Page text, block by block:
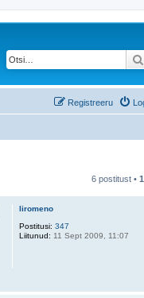
Registreeru
6 postitust • 1
liromeno
Postitusi: 347
Liitunud: 11 Sept 2009, 11:07